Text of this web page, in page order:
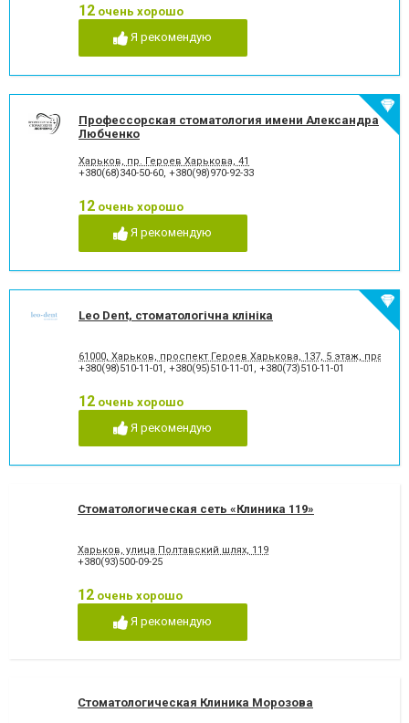
Лечение альвеолита
Лечение гиперестезии
височно-нижнечелюстного
сустава
Лечение зубов
беременности
Лечение лазером
Лечение пародонтита
Лечение периостита
стоматологии
Отбеливание зубов
Панорамный снимок
Пластика десневого края
Пластика ясенного краю
Пластины для исправления
Пломбирование зубов
протезированию
имплантат
Рентген зубов
Рецессия десен
Рецессия десны
Фторирование зубов и
Хирургическое лечение
Художественная
реставрация зубов
Чистка зубов
Эстетическая реставрация
12 очень хорошо
Я рекомендую
Профессорская стоматология имени Александра
Любченко
Харьков, пр. Героев Харькова, 41
+380(68)340-50-60, +380(98)970-92-33
12 очень хорошо
Я рекомендую
Leo Dent, стоматологічна клініка
61000, Харьков, проспект Героев Харькова, 137, 5 этаж, правое
+380(98)510-11-01 , +380(95)510-11-01 , +380(73)510-11-01
12 очень хорошо
Я рекомендую
Стоматологическая сеть «Клиника 119»
Харьков, улица Полтавский шлях, 119
+380(93)500-09-25
12 очень хорошо
Я рекомендую
Стоматологическая Клиника Морозова